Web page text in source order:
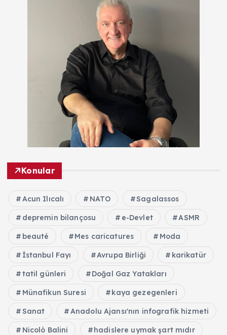
Konular
Acun Ilıcalı NATO Sagalassos
depremin bilançosu e-Devlet ASMR
beauté Mes caricatures Moda
İstanbul Fayı Avrupa Birliği karikatür
tatil günleri Doğal Gaz Yatakları
Münafikun Suresi kaya gezegenleri
Sanat Anadolu Ajansı'nın infografik hizmeti
Nicolò Balini hadislere uymak şart mıdır